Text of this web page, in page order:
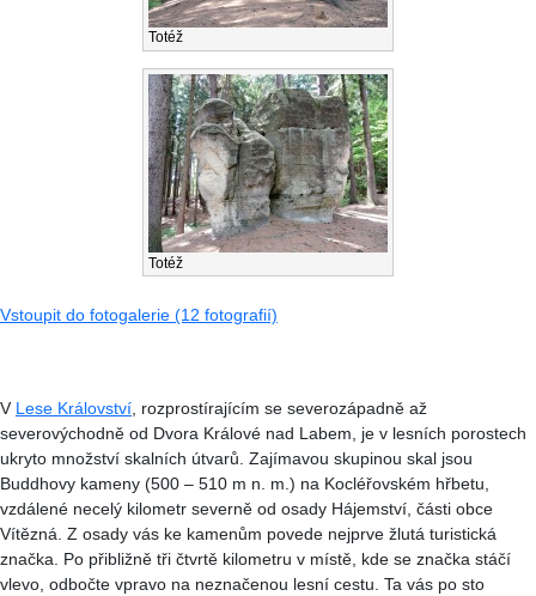
Totéž
Totéž
Vstoupit do fotogalerie (12 fotografií)
V Lese Království, rozprostírajícím se severozápadně až
severovýchodně od Dvora Králové nad Labem, je v lesních porostech
ukryto množství skalních útvarů. Zajímavou skupinou skal jsou
Buddhovy kameny (500 – 510 m n. m.) na Kocléřovském hřbetu,
vzdálené necelý kilometr severně od osady Hájemství, části obce
Vítězná. Z osady vás ke kamenům povede nejprve žlutá turistická
značka. Po přibližně tři čtvrtě kilometru v místě, kde se značka stáčí
vlevo, odbočte vpravo na neznačenou lesní cestu. Ta vás po sto